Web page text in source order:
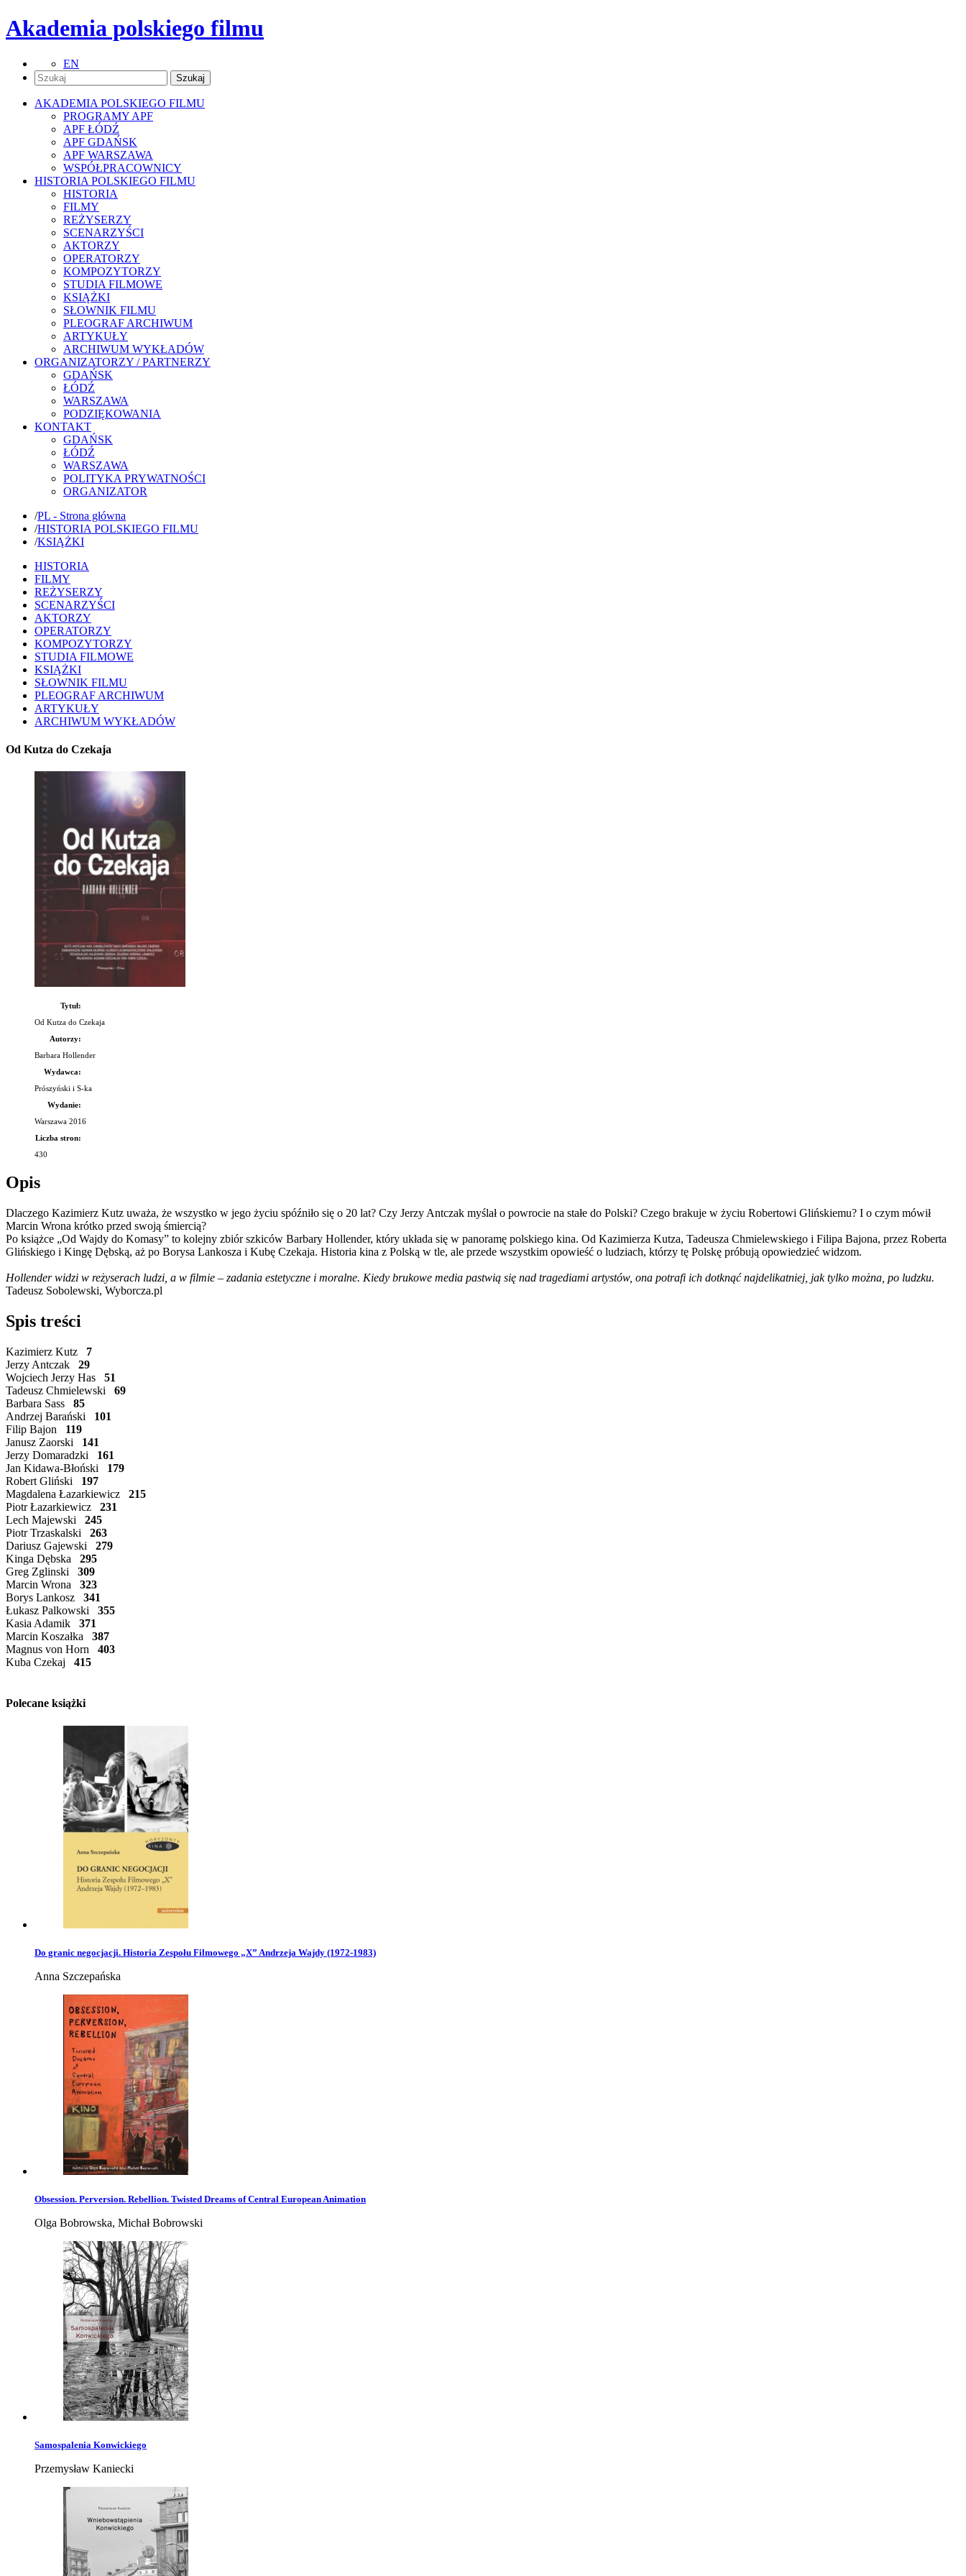
Akademia polskiego filmu
EN
AKADEMIA POLSKIEGO FILMU
PROGRAMY APF
APF ŁÓDŹ
APF GDAŃSK
APF WARSZAWA
WSPÓŁPRACOWNICY
HISTORIA POLSKIEGO FILMU
HISTORIA
FILMY
REŻYSERZY
SCENARZYŚCI
AKTORZY
OPERATORZY
KOMPOZYTORZY
STUDIA FILMOWE
KSIĄŻKI
SŁOWNIK FILMU
PLEOGRAF ARCHIWUM
ARTYKUŁY
ARCHIWUM WYKŁADÓW
ORGANIZATORZY / PARTNERZY
GDAŃSK
ŁÓDŹ
WARSZAWA
PODZIĘKOWANIA
KONTAKT
GDAŃSK
ŁÓDŹ
WARSZAWA
POLITYKA PRYWATNOŚCI
ORGANIZATOR
/PL - Strona główna
/HISTORIA POLSKIEGO FILMU
/KSIĄŻKI
HISTORIA
FILMY
REŻYSERZY
SCENARZYŚCI
AKTORZY
OPERATORZY
KOMPOZYTORZY
STUDIA FILMOWE
KSIĄŻKI
SŁOWNIK FILMU
PLEOGRAF ARCHIWUM
ARTYKUŁY
ARCHIWUM WYKŁADÓW
Od Kutza do Czekaja
Tytuł:
Od Kutza do Czekaja
Autorzy:
Barbara Hollender
Wydawca:
Prószyński i S-ka
Wydanie:
Warszawa 2016
Liczba stron:
430
Opis
Dlaczego Kazimierz Kutz uważa, że wszystko w jego życiu spóźniło się o 20 lat? Czy Jerzy Antczak myślał o powrocie na stałe do Polski? Czego brakuje w życiu Robertowi Glińskiemu? I o czym mówił
Marcin Wrona krótko przed swoją śmiercią?
Po książce „Od Wajdy do Komasy” to kolejny zbiór szkiców Barbary Hollender, który układa się w panoramę polskiego kina. Od Kazimierza Kutza, Tadeusza Chmielewskiego i Filipa Bajona, przez Roberta
Glińskiego i Kingę Dębską, aż po Borysa Lankosza i Kubę Czekaja. Historia kina z Polską w tle, ale przede wszystkim opowieść o ludziach, którzy tę Polskę próbują opowiedzieć widzom.
Hollender widzi w reżyserach ludzi, a w filmie – zadania estetyczne i moralne. Kiedy brukowe media pastwią się nad tragediami artystów, ona potrafi ich dotknąć najdelikatniej, jak tylko można, po ludzku.
Tadeusz Sobolewski, Wyborcza.pl
Spis treści
Kazimierz Kutz 7
Jerzy Antczak 29
Wojciech Jerzy Has 51
Tadeusz Chmielewski 69
Barbara Sass 85
Andrzej Barański 101
Filip Bajon 119
Janusz Zaorski 141
Jerzy Domaradzki 161
Jan Kidawa-Błoński 179
Robert Gliński 197
Magdalena Łazarkiewicz
215
Piotr Łazarkiewicz 231
Lech Majewski 245
Piotr Trzaskalski
263
Dariusz Gajewski 279
Kinga Dębska 295
Greg Zglinski
309
Marcin Wrona 323
Borys Lankosz 341
Łukasz Palkowski 355
Kasia Adamik
371
Marcin Koszałka
387
Magnus von Horn
403
Kuba Czekaj
415
Polecane książki
Do granic negocjacji. Historia Zespołu Filmowego „X” Andrzeja Wajdy (1972-1983)
Anna Szczepańska
Obsession. Perversion. Rebellion. Twisted Dreams of Central European Animation
Olga Bobrowska, Michał Bobrowski
Samospalenia Konwickiego
Przemysław Kaniecki